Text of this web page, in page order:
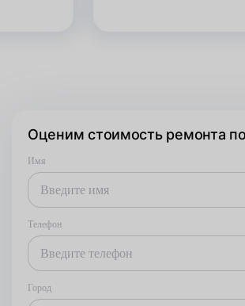
Оценим стоимость ремонта
Имя
Телефон
Город